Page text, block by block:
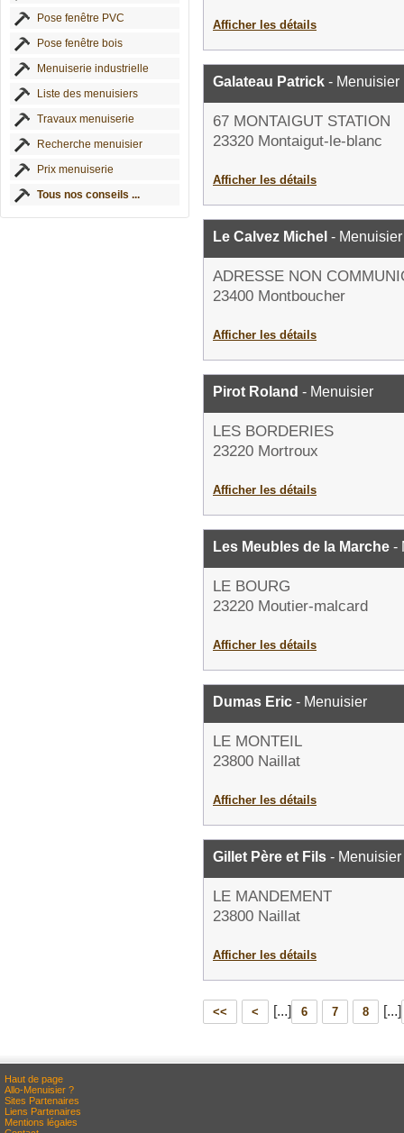
Pose fenêtre PVC
Pose fenêtre bois
Menuiserie industrielle
Liste des menuisiers
Travaux menuiserie
Recherche menuisier
Prix menuiserie
Tous nos conseils ...
Afficher les détails
Galateau Patrick - Menuisier
67 MONTAIGUT STATION
23320 Montaigut-le-blanc
Afficher les détails
Le Calvez Michel - Menuisier
ADRESSE NON
23400 Montboucher
Afficher les détails
Pirot Roland - Menuisier
LES BORDERIES
23220 Mortroux
Afficher les détails
Les Meubles de la Marche -
LE BOURG
23220 Moutier-malcard
Afficher les détails
Dumas Eric - Menuisier
LE MONTEIL
23800 Naillat
Afficher les détails
Gillet Père et Fils - Menuisier
LE MANDEMENT
23800 Naillat
Afficher les détails
<< < [...] 6 7 8 [...]
Haut de page
Allo-Menuisier ?
Sites Partenaires
Liens Partenaires
Mentions légales